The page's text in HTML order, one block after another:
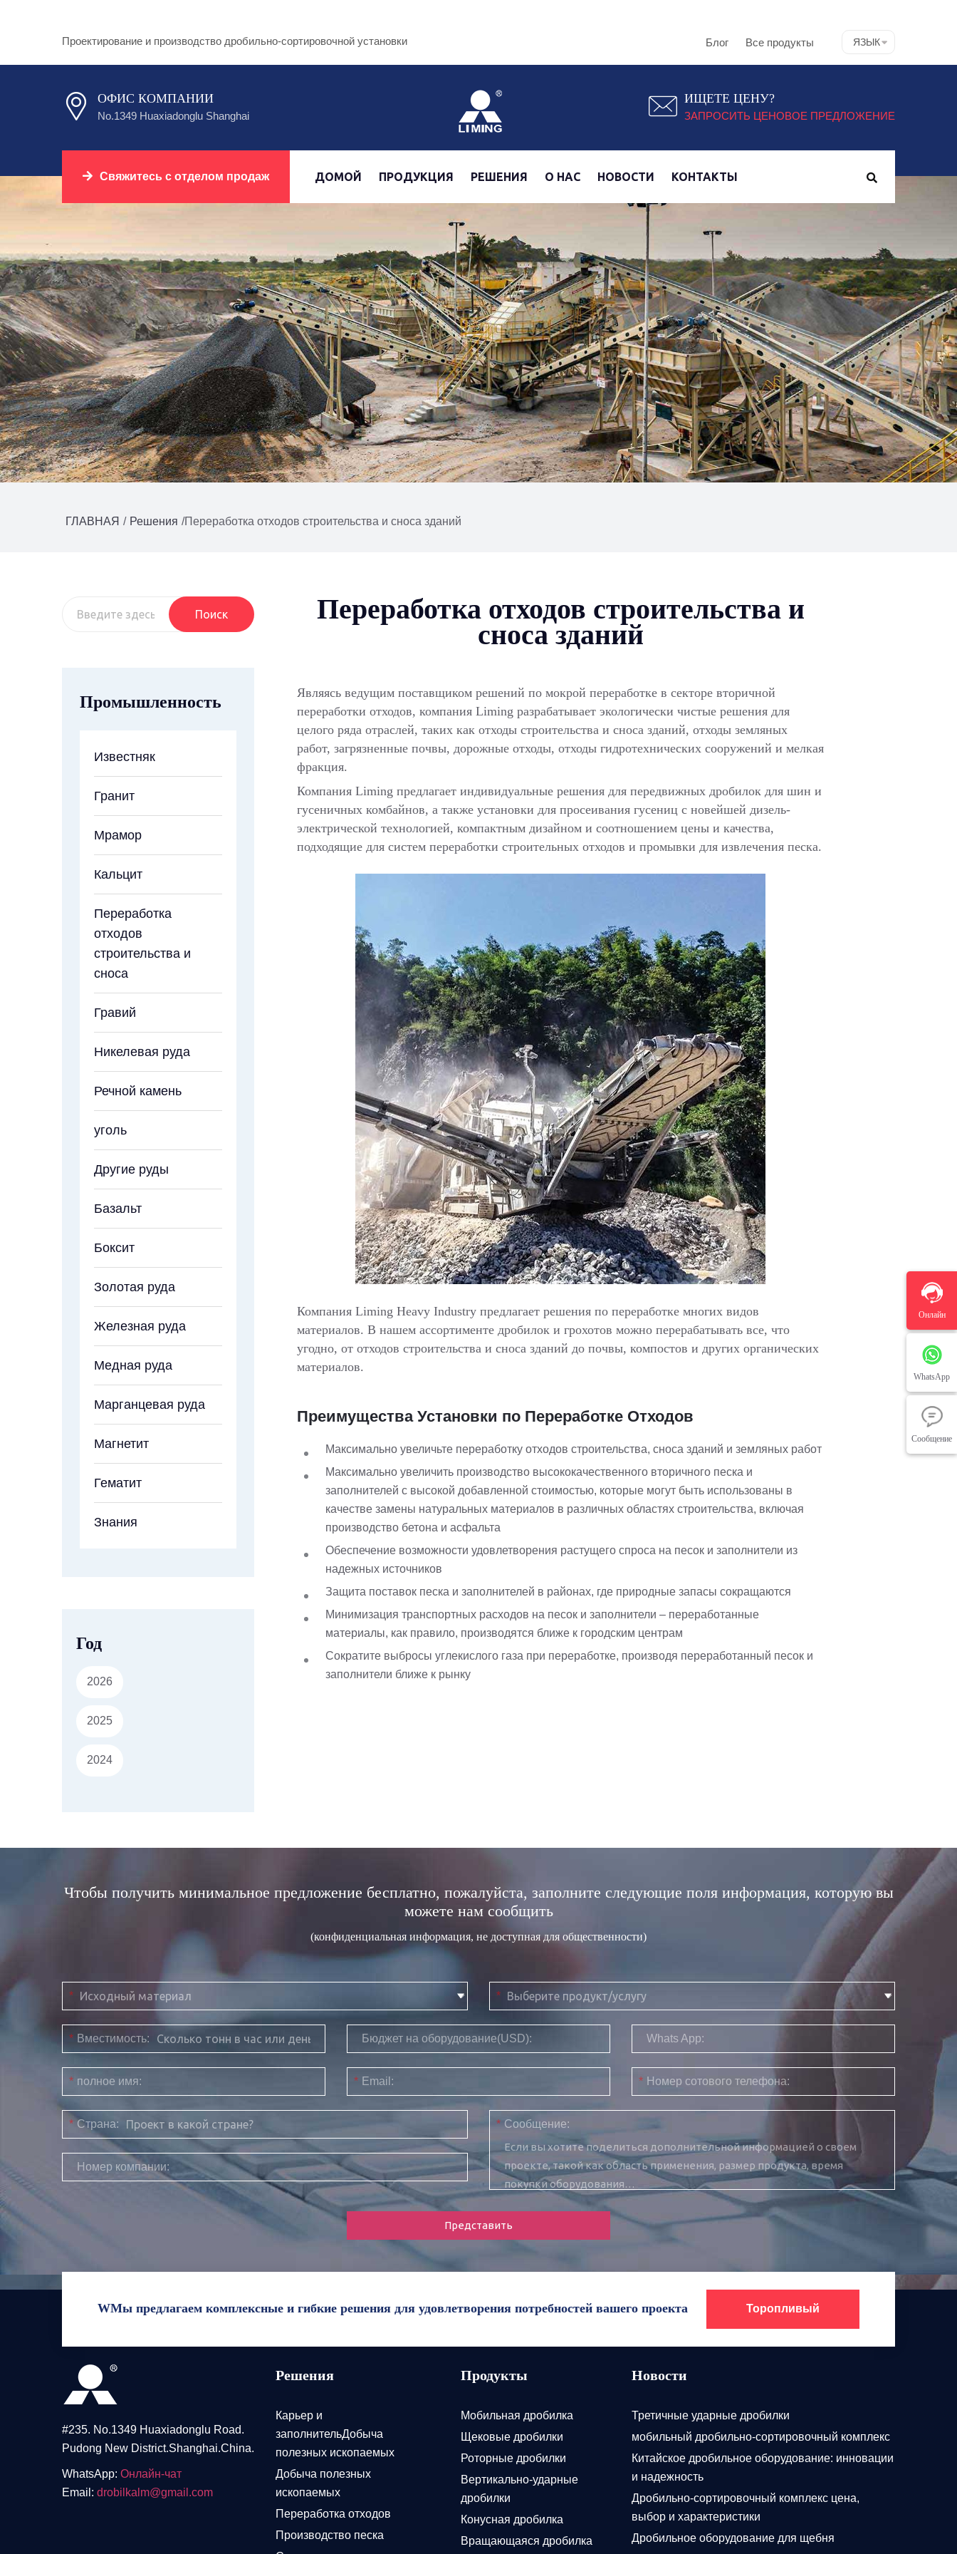
Проектирование и производство дробильно-сортировочной установки Блог Все продукты ЯЗЫК
ОФИС КОМПАНИИ
No.1349 Huaxiadonglu Shanghai
ИЩЕТЕ ЦЕНУ?
ЗАПРОСИТЬ ЦЕНОВОЕ ПРЕДЛОЖЕНИЕ
Свяжитесь с отделом продаж ДОМОЙ ПРОДУКЦИЯ РЕШЕНИЯ О НАС НОВОСТИ КОНТАКТЫ
Онлайн
WhatsApp
Сообщение
ГЛАВНАЯ / Решения /Переработка отходов строительства и сноса зданий
Поиск
Промышленность
Известняк
Гранит
Мрамор
Кальцит
Переработка
отходов
строительства и
сноса
Гравий
Никелевая руда
Речной камень
уголь
Другие руды
Базальт
Боксит
Золотая руда
Железная руда
Медная руда
Марганцевая руда
Магнетит
Гематит
Знания
Год
2026
2025
2024
Переработка отходов строительства и
сноса зданий
Являясь ведущим поставщиком решений по мокрой переработке в секторе вторичной
переработки отходов, компания Liming разрабатывает экологически чистые решения для
целого ряда отраслей, таких как отходы строительства и сноса зданий, отходы земляных
работ, загрязненные почвы, дорожные отходы, отходы гидротехнических сооружений и мелкая
фракция.
Компания Liming предлагает индивидуальные решения для передвижных дробилок для шин и
гусеничных комбайнов, а также установки для просеивания гусениц с новейшей дизель-
электрической технологией, компактным дизайном и соотношением цены и качества,
подходящие для систем переработки строительных отходов и промывки для извлечения песка.
Компания Liming Heavy Industry предлагает решения по переработке многих видов
материалов. В нашем ассортименте дробилок и грохотов можно перерабатывать все, что
угодно, от отходов строительства и сноса зданий до почвы, компостов и других органических
материалов.
Преимущества Установки по Переработке Отходов
Максимально увеличьте переработку отходов строительства, сноса зданий и земляных работ
Максимально увеличить производство высококачественного вторичного песка и
заполнителей с высокой добавленной стоимостью, которые могут быть использованы в
качестве замены натуральных материалов в различных областях строительства, включая
производство бетона и асфальта
Обеспечение возможности удовлетворения растущего спроса на песок и заполнители из
надежных источников
Защита поставок песка и заполнителей в районах, где природные запасы сокращаются
Минимизация транспортных расходов на песок и заполнители – переработанные
материалы, как правило, производятся ближе к городским центрам
Сократите выбросы углекислого газа при переработке, производя переработанный песок и
заполнители ближе к рынку
Чтобы получить минимальное предложение бесплатно, пожалуйста, заполните следующие поля информация, которую вы
можете нам сообщить
(конфиденциальная информация, не доступная для общественности)
* *
* Вместимость: Бюджет на оборудование(USD): Whats App:
* полное имя: * Email: * Номер сотового телефона:
* Страна:
Номер компании:
* Сообщение:
Представить
WМы предлагаем комплексные и гибкие решения для удовлетворения потребностей вашего проекта Торопливый
#235. No.1349 Huaxiadonglu Road.
Pudong New District.Shanghai.China.
WhatsApp: Онлайн-чат
Email: drobilkalm@gmail.com
Решения
Карьер и
заполнительДобыча
полезных ископаемых
Добыча полезных
ископаемых
Переработка отходов
Производство песка
Продукты
Мобильная дробилка
Щековые дробилки
Роторные дробилки
Вертикально-ударные
дробилки
Конусная дробилка
Вращающаяся дробилка
Новости
Третичные ударные дробилки
мобильный дробильно-сортировочный комплекс
Китайское дробильное оборудование: инновации
и надежность
Дробильно-сортировочный комплекс цена,
выбор и характеристики
Дробильное оборудование для щебня